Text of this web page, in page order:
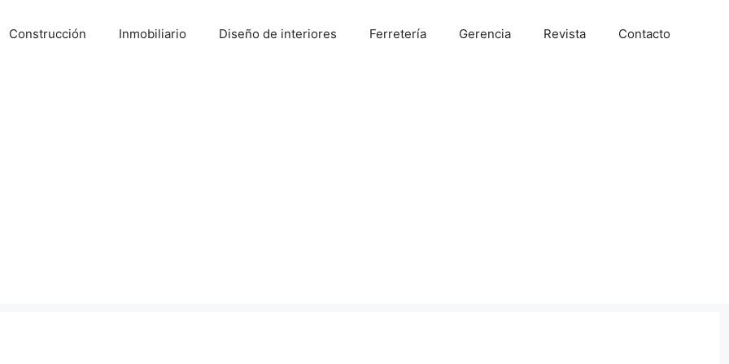
Construcción Inmobiliario Diseño de interiores Ferretería Gerencia Revista Contacto